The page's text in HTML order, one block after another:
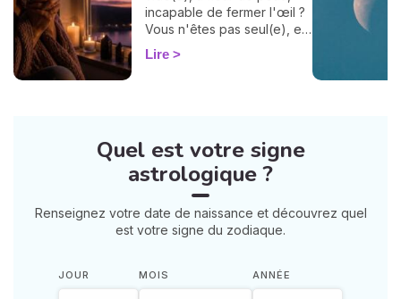
incapable de fermer l'œil ?
Vous n'êtes pas seul(e), et
surtout : ça se traverse en
douceur. Voici 7 gestes
intérieur. 🛡️🌒
Lire
Quel est votre signe
astrologique ?
Renseignez votre date de naissance et découvrez quel
est votre signe du zodiaque.
JOUR MOIS ANNÉE